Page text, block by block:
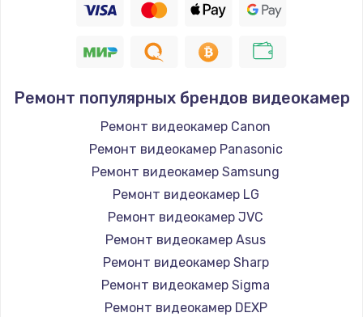
Ремонт популярных брендов видеокамер
Ремонт видеокамер Canon
Ремонт видеокамер Panasonic
Ремонт видеокамер Samsung
Ремонт видеокамер LG
Ремонт видеокамер JVC
Ремонт видеокамер Asus
Ремонт видеокамер Sharp
Ремонт видеокамер Sigma
Ремонт видеокамер DEXP